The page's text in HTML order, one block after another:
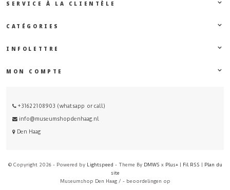
SERVICE À LA CLIENTÈLE
CATÉGORIES
INFOLETTRE
MON COMPTE
+31622108903 (whatsapp or call)
info@museumshopdenhaag.nl
Den Haag
© Copyright 2026 - Powered by Lightspeed - Theme By DMWS x Plus+| Fil RSS | Plan du
site
Museumshop Den Haag / - beoordelingen op